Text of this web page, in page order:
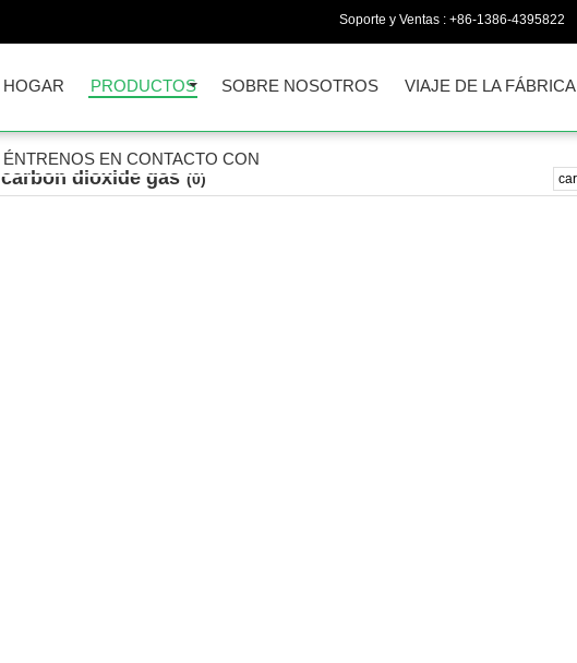
Soporte y Ventas : +86-1386-4395822
HOGAR PRODUCTOS SOBRE NOSOTROS VIAJE DE LA FÁBRICA
ÉNTRENOS EN CONTACTO CON
carbon dioxide gas (0)